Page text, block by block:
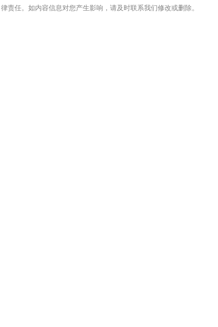
律责任。如内容信息对您产生影响，请及时联系我们修改或删除。